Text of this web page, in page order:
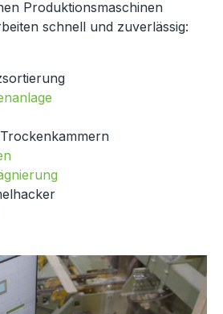
Produktionsmaschinen
schnell und zuverlässig: